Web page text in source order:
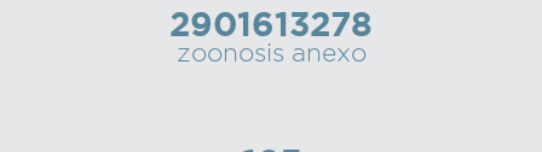
2901613278
zoonosis anexo